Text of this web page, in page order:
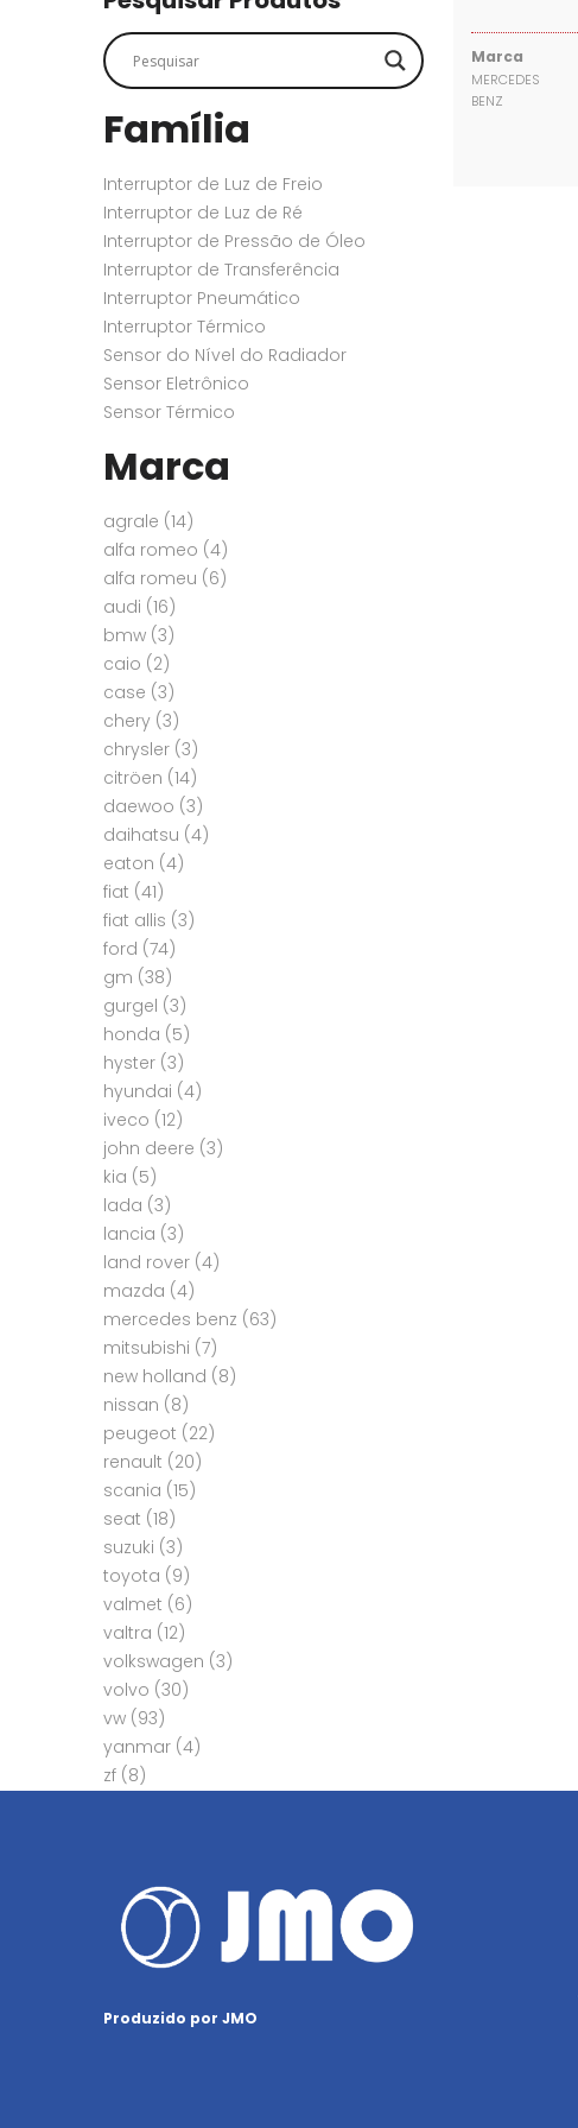
Família
Interruptor de Luz de Freio
Interruptor de Luz de Ré
Interruptor de Pressão de Óleo
Interruptor de Transferência
Interruptor Pneumático
Interruptor Térmico
Sensor do Nível do Radiador
Sensor Eletrônico
Sensor Térmico
Marca
agrale (14)
alfa romeo (4)
alfa romeu (6)
audi (16)
bmw (3)
caio (2)
case (3)
chery (3)
chrysler (3)
citröen (14)
daewoo (3)
daihatsu (4)
eaton (4)
fiat (41)
fiat allis (3)
ford (74)
gm (38)
gurgel (3)
honda (5)
hyster (3)
hyundai (4)
iveco (12)
john deere (3)
kia (5)
lada (3)
lancia (3)
land rover (4)
mazda (4)
mercedes benz (63)
mitsubishi (7)
new holland (8)
nissan (8)
peugeot (22)
renault (20)
scania (15)
seat (18)
suzuki (3)
toyota (9)
valmet (6)
valtra (12)
volkswagen (3)
volvo (30)
vw (93)
yanmar (4)
zf (8)
Marca
MERCEDES
BENZ
Produzido por JMO